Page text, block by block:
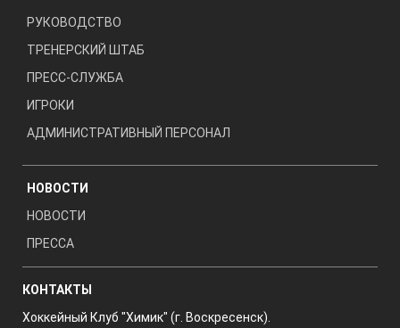
РУКОВОДСТВО
ТРЕНЕРСКИЙ ШТАБ
ПРЕСС-СЛУЖБА
ИГРОКИ
АДМИНИСТРАТИВНЫЙ ПЕРСОНАЛ
НОВОСТИ
НОВОСТИ
ПРЕССА
КОНТАКТЫ
Хоккейный Клуб "Химик" (г. Воскресенск).